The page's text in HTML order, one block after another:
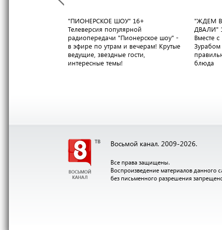
"ПИОНЕРСКОЕ ШОУ" 16+
Телеверсия популярной
радиопередачи "Пионерское шоу" -
в эфире по утрам и вечерам! Крутые
ведущие, звездные гости,
интересные темы!
"ЖДЕМ
ДВАЛИ"
Вместе
Зурабом
блюда
Восьмой канал. 2009-2026.
Все права защищены.
Воспроизведение материалов данного
без письменного разрешения